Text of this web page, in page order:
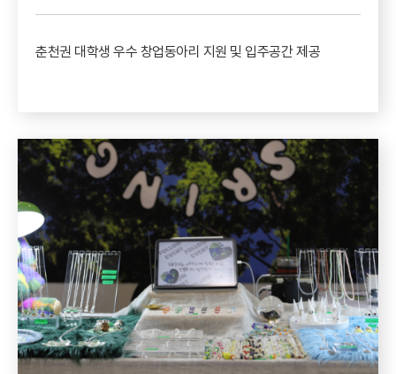
춘천권 대학생 우수 창업동아리 지원 및 입주공간 제공